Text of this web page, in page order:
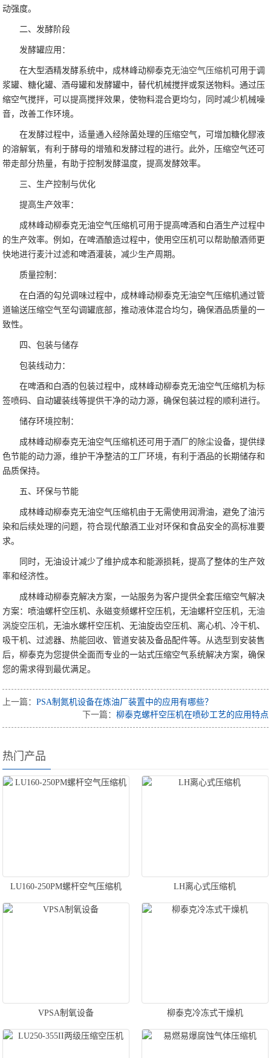
动强度。
二、发酵阶段
发酵罐应用：
在大型酒精发酵系统中，成林峰动柳泰克无油空气压缩机可用于调
浆罐、糖化罐、酒母罐和发酵罐中，替代机械搅拌或泵送物料。通过压
缩空气搅拌，可以提高搅拌效果，使物料混合更均匀，同时减少机械噪
音，改善工作环境。
在发酵过程中，适量通入经除菌处理的压缩空气，可增加糖化醪液
的溶解氧，有利于酵母的增殖和发酵过程的进行。此外，压缩空气还可
带走部分热量，有助于控制发酵温度，提高发酵效率。
三、生产控制与优化
提高生产效率：
成林峰动柳泰克无油空气压缩机可用于提高啤酒和白酒生产过程中
的生产效率。例如，在啤酒酿造过程中，使用空压机可以帮助酿酒师更
快地进行麦汁过滤和啤酒灌装，减少生产周期。
质量控制：
在白酒的勾兑调味过程中，成林峰动柳泰克无油空气压缩机通过管
道输送压缩空气至勾调罐底部，推动液体混合均匀，确保酒品质量的一
致性。
四、包装与储存
包装线动力：
在啤酒和白酒的包装过程中，成林峰动柳泰克无油空气压缩机为标
签喷码、自动罐装线等提供干净的动力源，确保包装过程的顺利进行。
储存环境控制：
成林峰动柳泰克无油空气压缩机还可用于酒厂的除尘设备，提供绿
色节能的动力源，维护干净整洁的工厂环境，有利于酒品的长期储存和
品质保持。
五、环保与节能
成林峰动柳泰克无油空气压缩机由于无需使用润滑油，避免了油污
染和后续处理的问题，符合现代酿酒工业对环保和食品安全的高标准要
求。
同时，无油设计减少了维护成本和能源损耗，提高了整体的生产效
率和经济性。
成林峰动柳泰克解决方案，一站服务为客户提供全套压缩空气解决
方案：喷油螺杆空压机、永磁变频螺杆空压机，无油螺杆空压机，无油
涡旋空压机，无油水螺杆空压机、无油旋齿空压机、离心机、冷干机、
吸干机、过滤器、热能回收、管道安装及备品配件等。从选型到安装售
后，柳泰克为您提供全面而专业的一站式压缩空气系统解决方案，确保
您的需求得到最优满足。
上一篇：PSA制氮机设备在炼油厂装置中的应用有哪些？
下一篇： 柳泰克螺杆空压机在喷砂工艺的应用特点
热门产品
LU160-250PM螺杆空气压缩机 LH离心式压缩机
VPSA制氧设备 柳泰克冷冻式干燥机